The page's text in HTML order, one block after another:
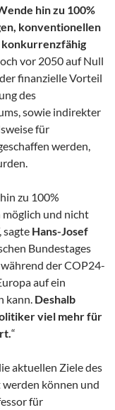
hin zu 100%
konventionellen
vor 2050 auf Null
finanzielle Vorteil
des
sowie indirekter
für
werden,
zu 100%
möglich und nicht
sagte Hans-Josef
Bundestages
der COP24-
auf ein
kann. Deshalb
viel mehr für
“
aktuellen Ziele des
können und
für